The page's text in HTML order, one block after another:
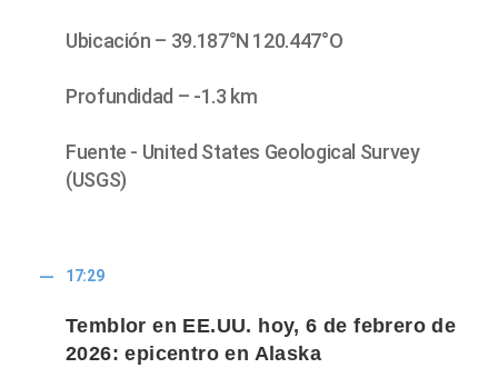
Ubicación – 39.187°N 120.447°O
Profundidad – -1.3 km
Fuente - United States Geological Survey
(USGS)
17:29
Temblor en EE.UU. hoy, 6 de febrero de
2026: epicentro en Alaska